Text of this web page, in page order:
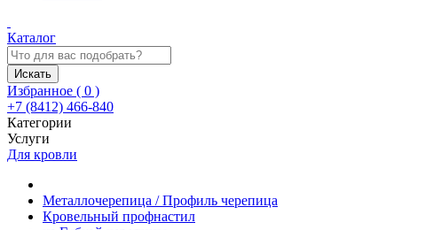
Каталог
Искать
Избранное ( 0 )
+7 (8412) 466-840
Категории
Услуги
Для кровли
Металлочерепица / Профиль черепица
Кровельный профнастил